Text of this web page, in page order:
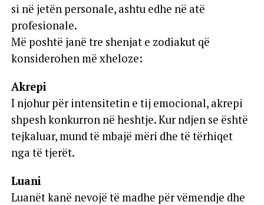
si në jetën personale, ashtu edhe në atë
profesionale.
Më poshtë janë tre shenjat e zodiakut që
konsiderohen më xheloze:
Akrepi
I njohur për intensitetin e tij emocional, akrepi
shpesh konkurron në heshtje. Kur ndjen se është
tejkaluar, mund të mbajë mëri dhe të tërhiqet
nga të tjerët.
Luani
Luanët kanë nevojë të madhe për vëmendje dhe